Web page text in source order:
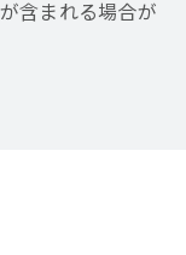
含まれる場合が